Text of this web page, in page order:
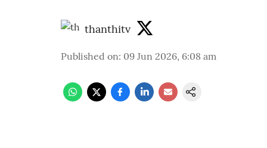
thanthitv
Published on: 09 Jun 2026, 6:08 am